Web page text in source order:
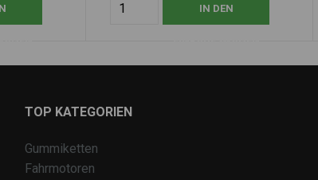
TOP KATEGORIEN
Gummiketten
Fahrmotoren